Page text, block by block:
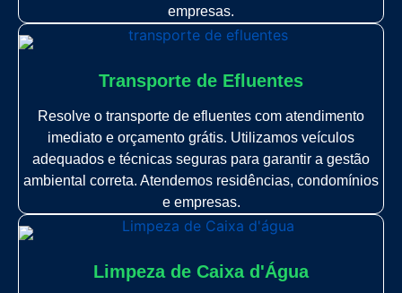
empresas.
Transporte de Efluentes
Resolve o transporte de efluentes com atendimento
imediato e orçamento grátis. Utilizamos veículos
adequados e técnicas seguras para garantir a gestão
ambiental correta. Atendemos residências, condomínios
e empresas.
Limpeza de Caixa d'Água